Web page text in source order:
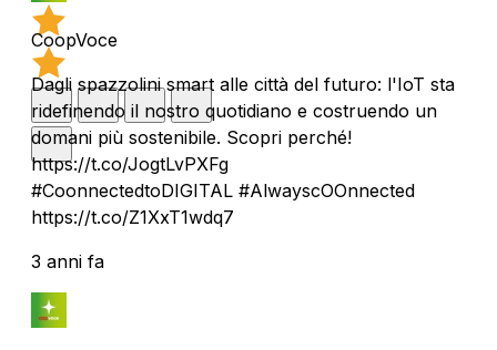
CoopVoce
Dagli spazzolini smart alle città del futuro: l'IoT sta
ridefinendo il nostro quotidiano e costruendo un
domani più sostenibile. Scopri perché!
https://t.co/JogtLvPXFg
#CoonnectedtoDIGITAL #AlwayscOOnnected
https://t.co/Z1XxT1wdq7
3 anni fa